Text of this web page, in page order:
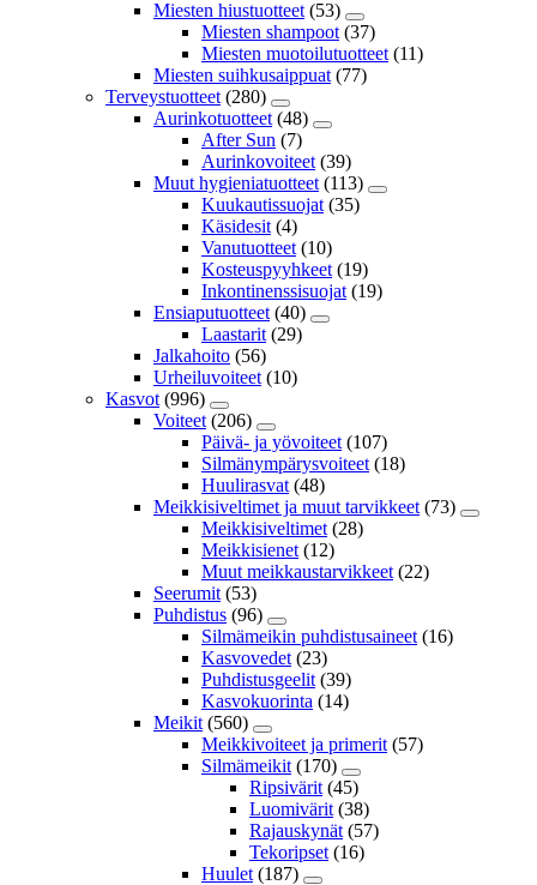
Miesten hiustuotteet (53)
Miesten shampoot (37)
Miesten muotoilutuotteet (11)
Miesten suihkusaippuat (77)
Terveystuotteet (280)
Aurinkotuotteet (48)
After Sun (7)
Aurinkovoiteet (39)
Muut hygieniatuotteet (113)
Kuukautissuojat (35)
Käsidesit (4)
Vanutuotteet (10)
Kosteuspyyhkeet (19)
Inkontinenssisuojat (19)
Ensiaputuotteet (40)
Laastarit (29)
Jalkahoito (56)
Urheiluvoiteet (10)
Kasvot (996)
Voiteet (206)
Päivä- ja yövoiteet (107)
Silmänympärysvoiteet (18)
Huulirasvat (48)
Meikkisiveltimet ja muut tarvikkeet (73)
Meikkisiveltimet (28)
Meikkisienet (12)
Muut meikkaustarvikkeet (22)
Seerumit (53)
Puhdistus (96)
Silmämeikin puhdistusaineet (16)
Kasvovedet (23)
Puhdistusgeelit (39)
Kasvokuorinta (14)
Meikit (560)
Meikkivoiteet ja primerit (57)
Silmämeikit (170)
Ripsivärit (45)
Luomivärit (38)
Rajauskynät (57)
Tekoripset (16)
Huulet (187)